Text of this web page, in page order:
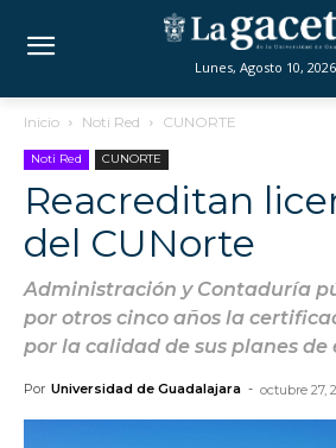
Lunes, Agosto 10, 2026
Inicio Noti Red CUNORTE
Noti Red CUNORTE
Reacreditan
del CUNorte
Administración y Contaduría
por otros cinco años la
por la calidad de sus planes de
Por Universidad de Guadalajara - octubre 27,